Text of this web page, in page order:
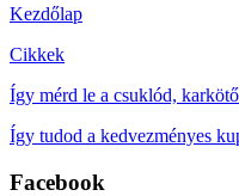
Kezdőlap
Cikkek
Így mérd le a csuklód,
Így tudod a kedvezményes
Facebook